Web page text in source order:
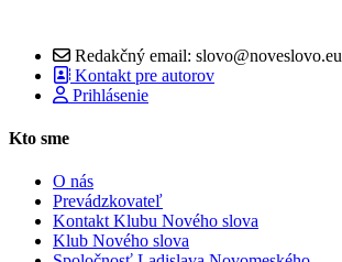
Redakčný email: slovo@noveslovo.eu
Kontakt pre autorov
Prihlásenie
Kto sme
O nás
Prevádzkovateľ
Kontakt Klubu Nového slova
Klub Nového slova